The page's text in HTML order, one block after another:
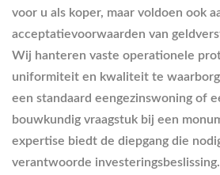
voor u als koper, maar voldoen ook
acceptatievoorwaarden van
Wij hanteren vaste operationele
uniformiteit en kwaliteit te
een standaard eengezinswoning of
bouwkundig vraagstuk bij een
expertise biedt de diepgang die
verantwoorde